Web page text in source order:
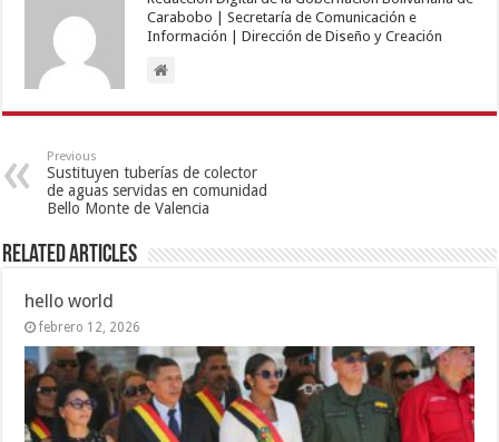
Carabobo | Secretaría de Comunicación e
Información | Dirección de Diseño y Creación
Previous
Sustituyen tuberías de colector
de aguas servidas en comunidad
Bello Monte de Valencia
Related Articles
hello world
febrero 12, 2026